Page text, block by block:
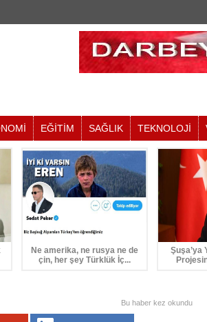
EĞİTİM SAĞLIK TEKNOLOJİ
Ne amerika, ne rusya ne de
çin, her şey Türklük İç...
Şuşa’ya
Bu haber kez okundu